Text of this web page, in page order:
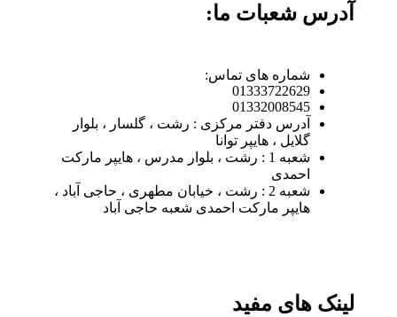
آدرس شعبات ما:
شماره های تماس:
01333722629
01332008545
آدرس دفتر مرکزی : رشت ، گلسار ، بلوار
گلایل ، هایپر توانا
شعبه 1 : رشت ، بلوار مدرس ، هایپر مارکت
احمدی
شعبه 2 : رشت ، خیابان مطهری ، حاجی آباد ،
هایپر مارکت احمدی شعبه حاجی آباد
لینک های مفید